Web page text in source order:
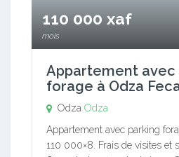
110 000 xaf
mois
Appartement avec
forage à Odza
Odza Odza
Appartement avec parking
110 000×8. Frais de visites et